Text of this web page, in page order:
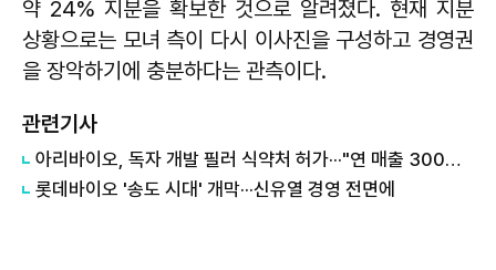
약 24% 지분을 확보한 것으로 알려졌다. 현재 지분
상황으로는 모녀 측이 다시 이사진을 구성하고 경영권
을 장악하기에 충분하다는 관측이다.
관련기사
아리바이오, 독자 개발 필러 식약처 허가···"연 매출 300억 달성" 목표
롯데바이오 '송도 시대' 개막···신유열 경영 전면에